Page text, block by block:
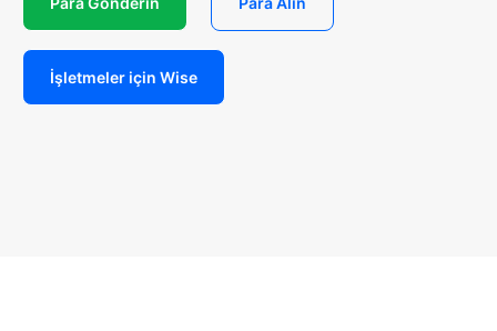
İşletmeler için Wise